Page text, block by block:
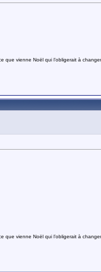
vienne Noël qui l’obligerait à
vienne Noël qui l’obligerait à